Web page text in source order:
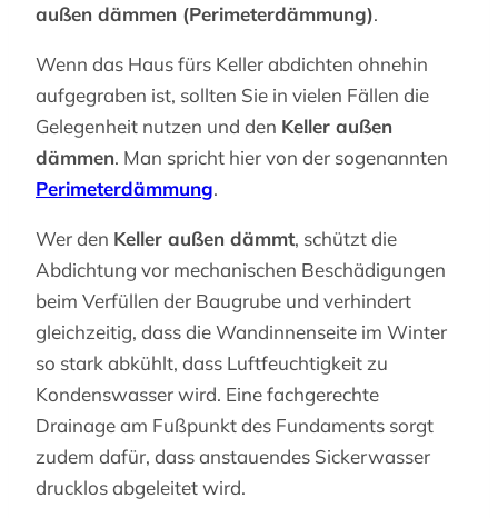
außen dämmen (Perimeterdämmung).
Wenn das Haus fürs Keller abdichten ohnehin
aufgegraben ist, sollten Sie in vielen Fällen die
Gelegenheit nutzen und den Keller außen
dämmen. Man spricht hier von der sogenannten
Perimeterdämmung.
Wer den Keller außen dämmt, schützt die
Abdichtung vor mechanischen Beschädigungen
beim Verfüllen der Baugrube und verhindert
gleichzeitig, dass die Wandinnenseite im Winter
so stark abkühlt, dass Luftfeuchtigkeit zu
Kondenswasser wird. Eine fachgerechte
Drainage am Fußpunkt des Fundaments sorgt
zudem dafür, dass anstauendes Sickerwasser
drucklos abgeleitet wird.